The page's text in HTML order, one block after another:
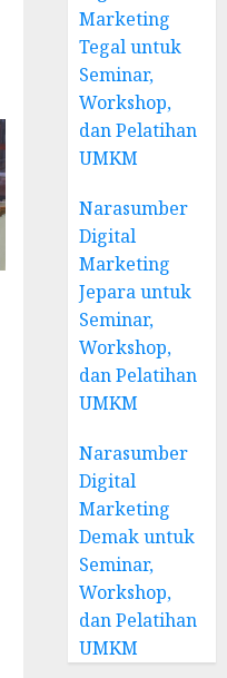
Marketing
Tegal untuk
Seminar,
Workshop,
dan Pelatihan
UMKM
Narasumber
Digital
Marketing
Jepara untuk
Seminar,
Workshop,
dan Pelatihan
UMKM
Narasumber
Digital
Marketing
Demak untuk
Seminar,
Workshop,
dan Pelatihan
UMKM